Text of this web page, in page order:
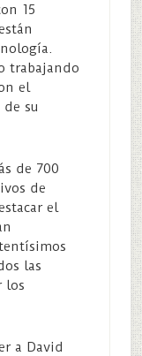
15
trabajando
el
su
de 700
de
el
las
los
a David